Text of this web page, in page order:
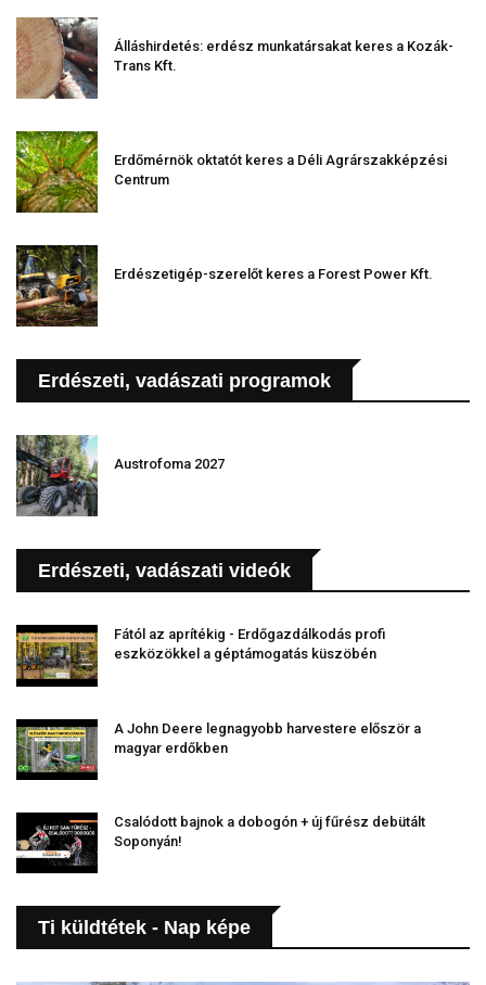
Álláshirdetés: erdész munkatársakat keres a Kozák-
Trans Kft.
Erdőmérnök oktatót keres a Déli Agrárszakképzési
Centrum
Erdészetigép-szerelőt keres a Forest Power Kft.
Erdészeti, vadászati programok
Austrofoma 2027
Erdészeti, vadászati videók
Fától az aprítékig - Erdőgazdálkodás profi
eszközökkel a géptámogatás küszöbén
A John Deere legnagyobb harvestere először a
magyar erdőkben
Csalódott bajnok a dobogón + új fűrész debütált
Soponyán!
Ti küldtétek - Nap képe